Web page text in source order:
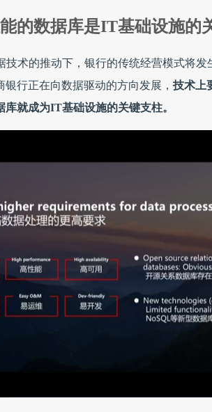
的数据库是IT基础设施的
技术的推动下，银行的传统经营模式将
银行正在向数据驱动的方向发展， 技术上
库就成为IT基础设施的关键支柱。